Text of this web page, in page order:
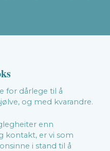
for dårlege til å
og med kvarandre.
enn
kontakt, er vi som
i stand til å